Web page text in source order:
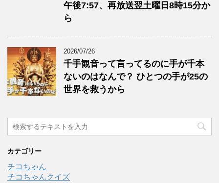
午後7:57、再放送翌土曜日8時15分か
ら
2026/07/26
千手観音って言ってるのに手が千本
ないのはなんで？ ひとつの手が25の
世界を救うから
カテゴリー
チコちゃん
チコちゃんクイズ